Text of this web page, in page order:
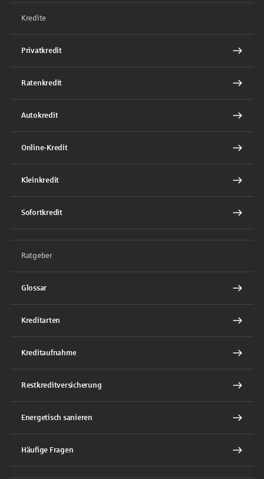
Kredite
Privatkredit
Ratenkredit
Autokredit
Online-Kredit
Kleinkredit
Sofortkredit
Ratgeber
Glossar
Kreditarten
Kreditaufnahme
Restkreditversicherung
Energetisch sanieren
Häufige Fragen